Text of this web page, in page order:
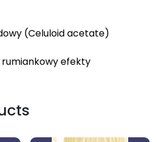
(Celuloid acetate)
rumiankowy efekty